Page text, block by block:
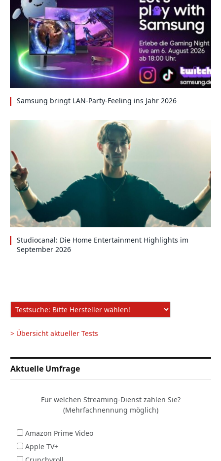
Samsung bringt LAN-Party-Feeling ins Jahr 2026
Studiocanal: Die Home Entertainment Highlights im
September 2026
> Übersicht aktueller Tests
Aktuelle Umfrage
Für welchen Streaming-Dienst zahlen Sie?
(Mehrfachnennung möglich)
Amazon Prime Video
Apple TV+